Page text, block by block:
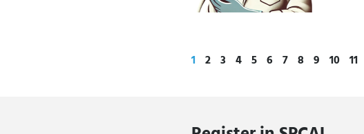
1 2 3 4 5 6 7 8 9 10 11